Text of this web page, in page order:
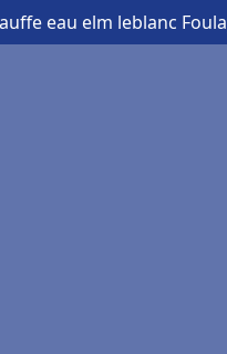
eau elm leblanc